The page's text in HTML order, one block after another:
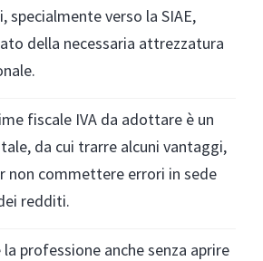
specialmente verso la SIAE,
della necessaria attrezzatura
fiscale IVA da adottare è un
da cui trarre alcuni vantaggi,
non commettere errori in sede
redditi.
professione anche senza aprire